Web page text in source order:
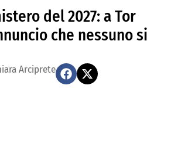
del 2027: a Tor
che nessuno si
Arciprete